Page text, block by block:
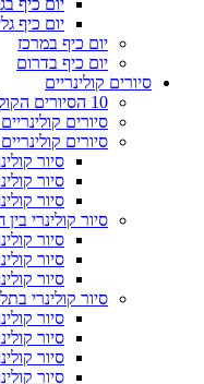
יום כיף
יום כיף
יום כיף במרכז
יום כיף בדרום
סיורים קולינריים
10 הסיורים הקולינריים המומלצים
סיורים
סיורים
סיור
סיור
סיור
סיור קולינרי
סיור
סיור
סיור
סיור קולינרי
סיור
סיור
סיור
סיור